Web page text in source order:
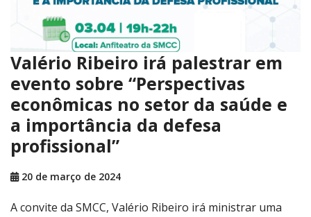
Valério Ribeiro irá palestrar em
evento sobre “Perspectivas
econômicas no setor da saúde e
a importância da defesa
profissional”
20 de março de 2024
A convite da SMCC, Valério Ribeiro irá ministrar uma